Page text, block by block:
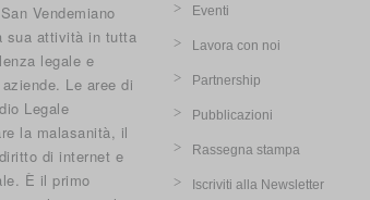
Vendemiano
sua attività in tutta
legale e
Le aree di
Legale
la malasanità, il
di internet e
È il primo
Eventi
Lavora con noi
Partnership
Pubblicazioni
Rassegna stampa
Iscriviti alla Newsletter